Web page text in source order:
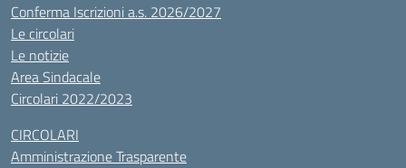
Conferma Iscrizioni a.s. 2026/2027
Le circolari
Le notizie
Area Sindacale
Circolari 2022/2023
CIRCOLARI
Amministrazione Trasparente